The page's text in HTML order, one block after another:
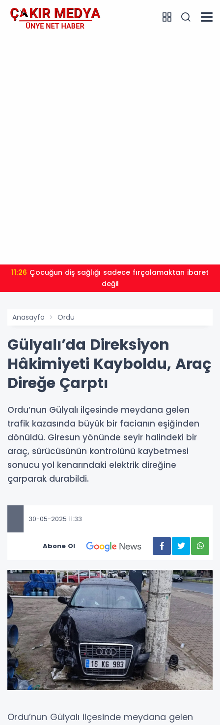
11:26
değil
Anasayfa Ordu
Gülyalı’da Direksiyon
Hâkimiyeti Kayboldu, Araç
Direğe Çarptı
Ordu’nun Gülyalı ilçesinde meydana gelen
trafik kazasında büyük bir facianın eşiğinden
dönüldü. Giresun yönünde seyir halindeki bir
araç, sürücüsünün kontrolünü kaybetmesi
sonucu yol kenarındaki elektrik direğine
çarparak durabildi.
30-05-2025 11:33
Abone Ol
Ordu’nun Gülyalı ilçesinde meydana gelen